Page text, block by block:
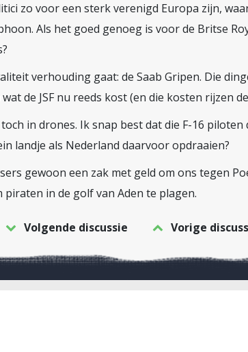
zo voor een sterk verenigd Europa zijn,
Als het goed genoeg is voor de Britse
verhouding gaat: de Saab Gripen. Die
de JSF nu reeds kost (en die kosten rijzen
in drones. Ik snap best dat die F-16
landje als Nederland daarvoor opdraaien?
gewoon een zak met geld om ons tegen
in de golf van Aden te plagen.
Volgende discussie Vorige